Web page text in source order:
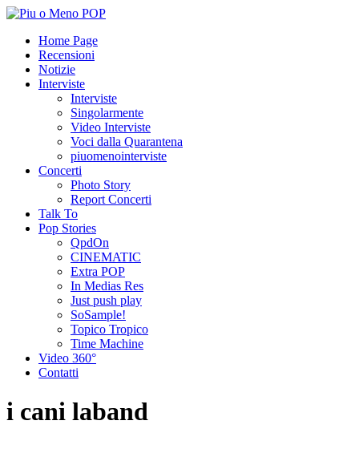
Home Page
Recensioni
Notizie
Interviste
Interviste
Singolarmente
Video Interviste
Voci dalla Quarantena
piuomenointerviste
Concerti
Photo Story
Report Concerti
Talk To
Pop Stories
QpdOn
CINEMATIC
Extra POP
In Medias Res
Just push play
SoSample!
Topico Tropico
Time Machine
Video 360°
Contatti
i cani laband